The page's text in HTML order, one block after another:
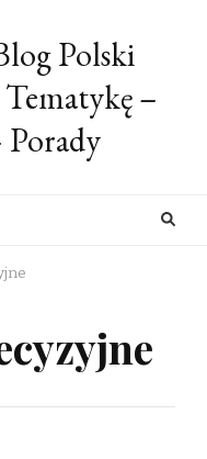
Polski
Tematykę –